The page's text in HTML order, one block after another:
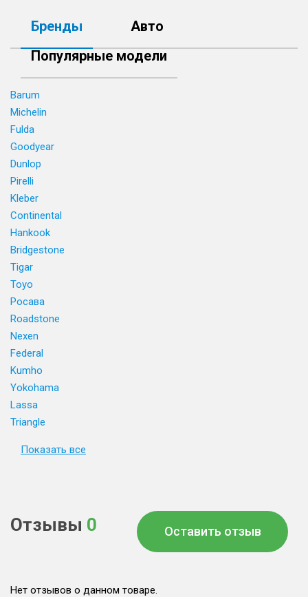
Бренды
Авто
Популярные модели
Barum
Michelin
Fulda
Goodyear
Dunlop
Pirelli
Kleber
Continental
Hankook
Bridgestone
Tigar
Toyo
Росава
Roadstone
Nexen
Federal
Kumho
Yokohama
Lassa
Triangle
Показать все
Отзывы 0 Оставить отзыв
Нет отзывов о данном товаре.